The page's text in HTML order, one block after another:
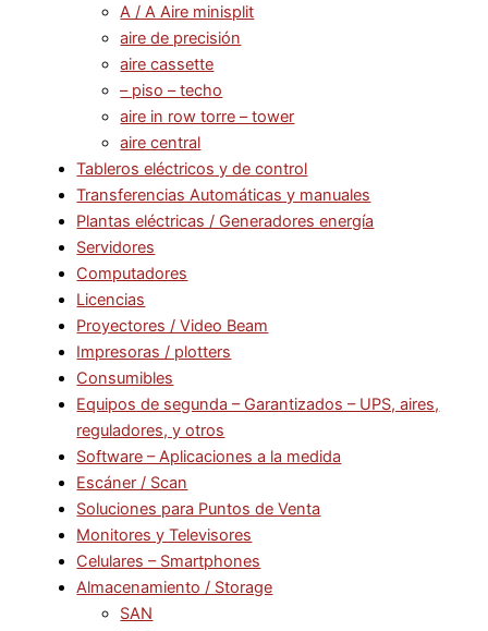
A / A Aire minisplit
aire de precisión
aire cassette
– piso – techo
aire in row torre – tower
aire central
Tableros eléctricos y de control
Transferencias Automáticas y manuales
Plantas eléctricas / Generadores energía
Servidores
Computadores
Licencias
Proyectores / Video Beam
Impresoras / plotters
Consumibles
Equipos de segunda – Garantizados – UPS, aires,
reguladores, y otros
Software – Aplicaciones a la medida
Escáner / Scan
Soluciones para Puntos de Venta
Monitores y Televisores
Celulares – Smartphones
Almacenamiento / Storage
SAN